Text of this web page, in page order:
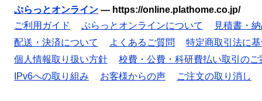
ぷらっとオンライン — https://online.plathome.co.jp/
ご利用ガイド
ぷらっとオンラインについて
見積書・
配送・決済について
よくあるご質問
特定商取引法に
個人情報取り扱い方針
校費・公費・科研費払い取引のご
IPv6への取り組み
お客様からの声 ご注文の取り消し